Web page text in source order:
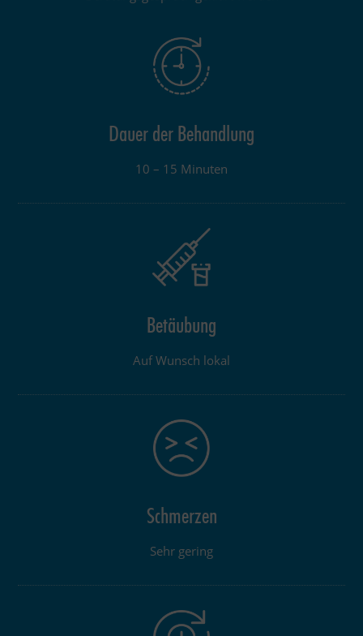
Dauer der Behandlung
10 – 15 Minuten
Betäubung
Auf Wunsch lokal
Schmerzen
Sehr gering